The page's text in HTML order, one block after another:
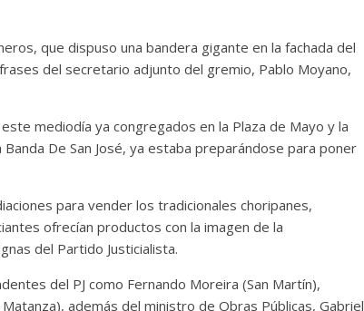
que dispuso una bandera gigante en la fachada del
del secretario adjunto del gremio, Pablo Moyano,
mediodía ya congregados en la Plaza de Mayo y la
De San José, ya estaba preparándose para poner
para vender los tradicionales choripanes,
ofrecían productos con la imagen de la
del Partido Justicialista.
del PJ como Fernando Moreira (San Martín),
además del ministro de Obras Públicas, Gabriel